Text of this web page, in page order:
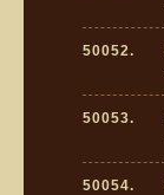
50052.
50053.
50054.